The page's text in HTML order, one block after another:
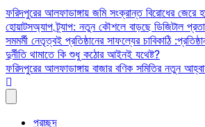
Skip
to
content
ফরিদপুরের আলফাডাঙ্গায় জমি সংক্রান্ত বিরোধের জেরে
হোয়াটসঅ্যাপ ট্র্যাপ: নতুন কৌশলে বাড়ছে ডিজিটাল
সমমর্মী নেতৃত্বই প্রতিষ্ঠানের সাফল্যের চাবিকাঠি
দুর্নীতি থামাতে কি শুধু কঠোর আইনই যথেষ্ট?
ফরিদপুরের আলফাডাঙ্গায় বাজার বণিক সমিতির নতুন
প্রচ্ছদ